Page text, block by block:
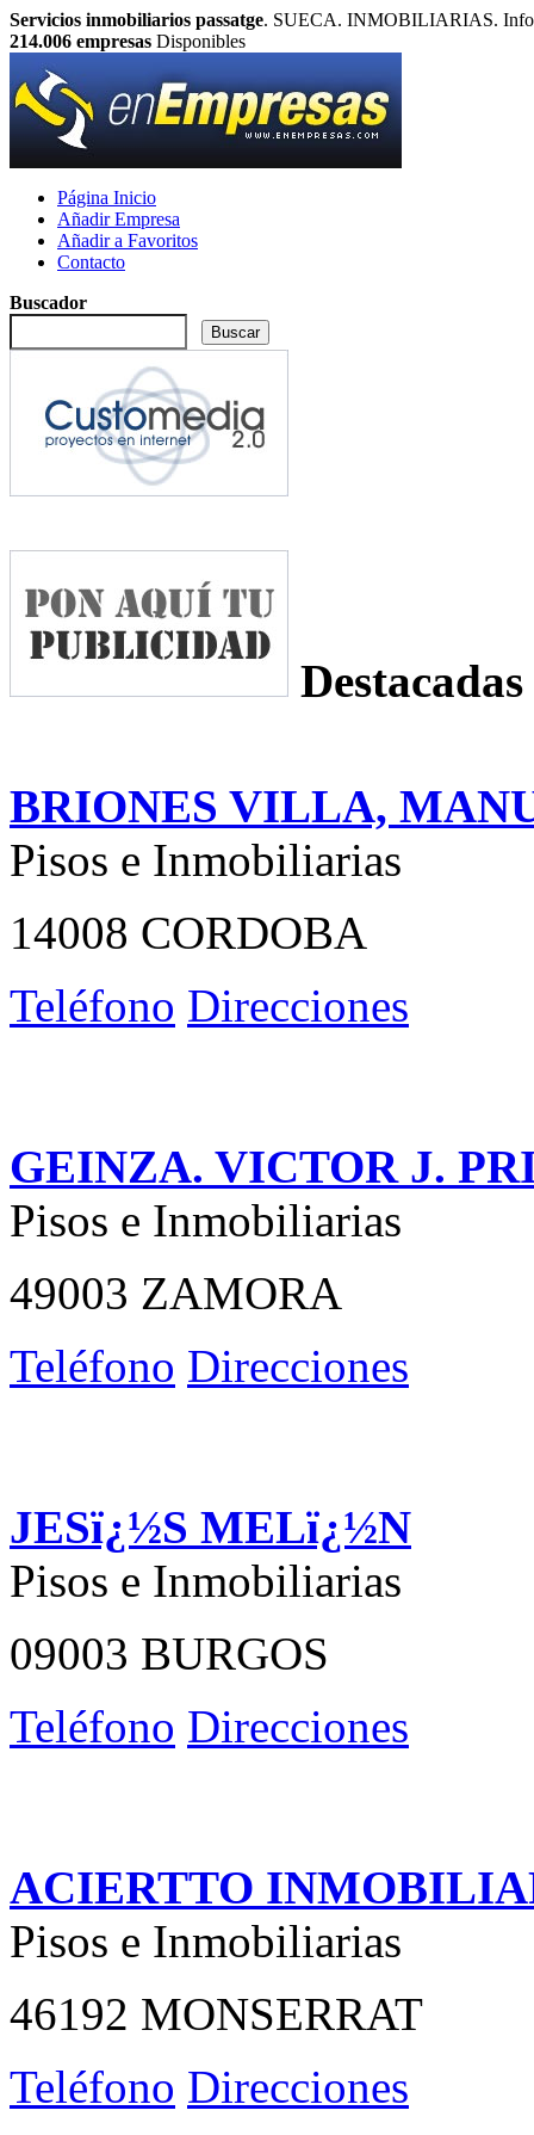
Servicios inmobiliarios passatge. SUECA. INMOBILIARIAS.
214.006 empresas Disponibles
Página Inicio
Añadir Empresa
Añadir a Favoritos
Contacto
Buscador
Destacadas
BRIONES VILLA,
Pisos e Inmobiliarias
14008 CORDOBA
Teléfono Direcciones
GEINZA. VICTOR J.
Pisos e Inmobiliarias
49003 ZAMORA
Teléfono Direcciones
JESï¿½S MELï¿½N
Pisos e Inmobiliarias
09003 BURGOS
Teléfono Direcciones
ACIERTTO
Pisos e Inmobiliarias
46192 MONSERRAT
Teléfono Direcciones